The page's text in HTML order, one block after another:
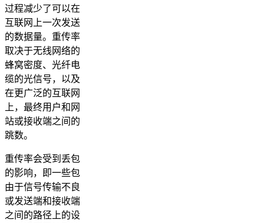
过程减少了可以在
互联网上一次发送
的数据量。重传率
取决于无线网络的
蜂窝密度、光纤电
缆的光信号，以及
在更广泛的互联网
上，最终用户和网
站或接收端之间的
跳数。
重传率会受到丢包
的影响，即一些包
由于信号传输不良
或发送端和接收端
之间的路径上的设